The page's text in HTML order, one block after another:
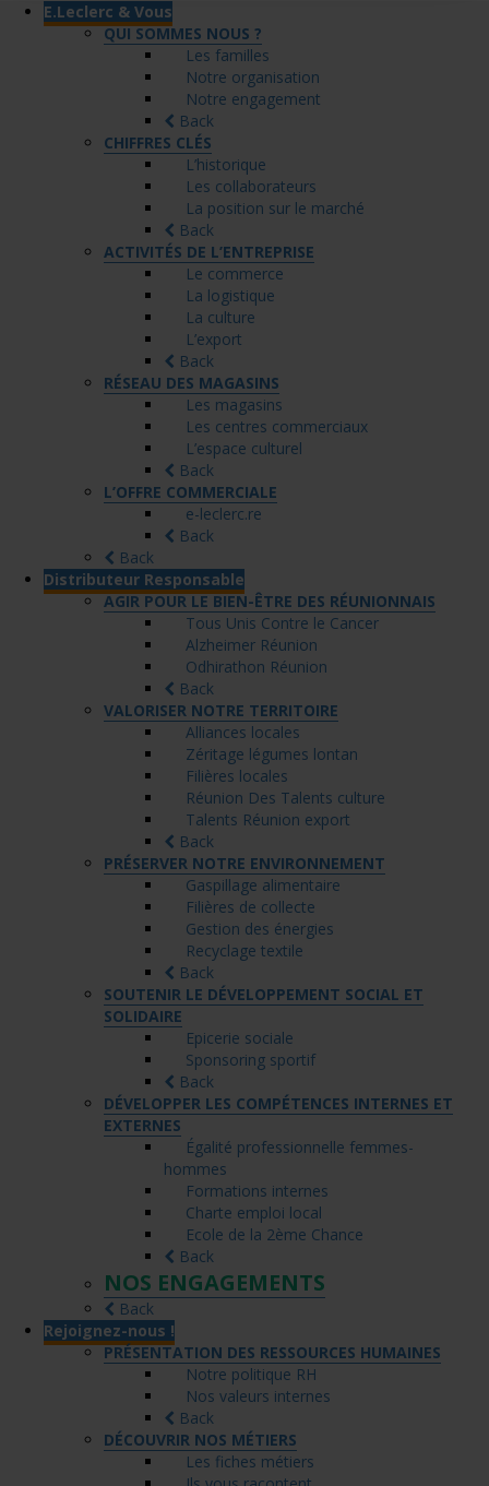
E.Leclerc & Vous
QUI SOMMES NOUS ?
Les familles
Notre organisation
Notre engagement
Back
CHIFFRES CLÉS
L’historique
Les collaborateurs
La position sur le marché
Back
ACTIVITÉS DE L’ENTREPRISE
Le commerce
La logistique
La culture
L’export
Back
RÉSEAU DES MAGASINS
Les magasins
Les centres commerciaux
L’espace culturel
Back
L’OFFRE COMMERCIALE
e-leclerc.re
Back
Back
Distributeur Responsable
AGIR POUR LE BIEN-ÊTRE DES RÉUNIONNAIS
Tous Unis Contre le Cancer
Alzheimer Réunion
Odhirathon Réunion
Back
VALORISER NOTRE TERRITOIRE
Alliances locales
Zéritage légumes lontan
Filières locales
Réunion Des Talents culture
Talents Réunion export
Back
PRÉSERVER NOTRE ENVIRONNEMENT
Gaspillage alimentaire
Filières de collecte
Gestion des énergies
Recyclage textile
Back
SOUTENIR LE DÉVELOPPEMENT SOCIAL ET
SOLIDAIRE
Epicerie sociale
Sponsoring sportif
Back
DÉVELOPPER LES COMPÉTENCES INTERNES ET
EXTERNES
Égalité professionnelle femmes-
hommes
Formations internes
Charte emploi local
Ecole de la 2ème Chance
Back
NOS ENGAGEMENTS
Back
Rejoignez-nous !
PRÉSENTATION DES RESSOURCES HUMAINES
Notre politique RH
Nos valeurs internes
Back
DÉCOUVRIR NOS MÉTIERS
Les fiches métiers